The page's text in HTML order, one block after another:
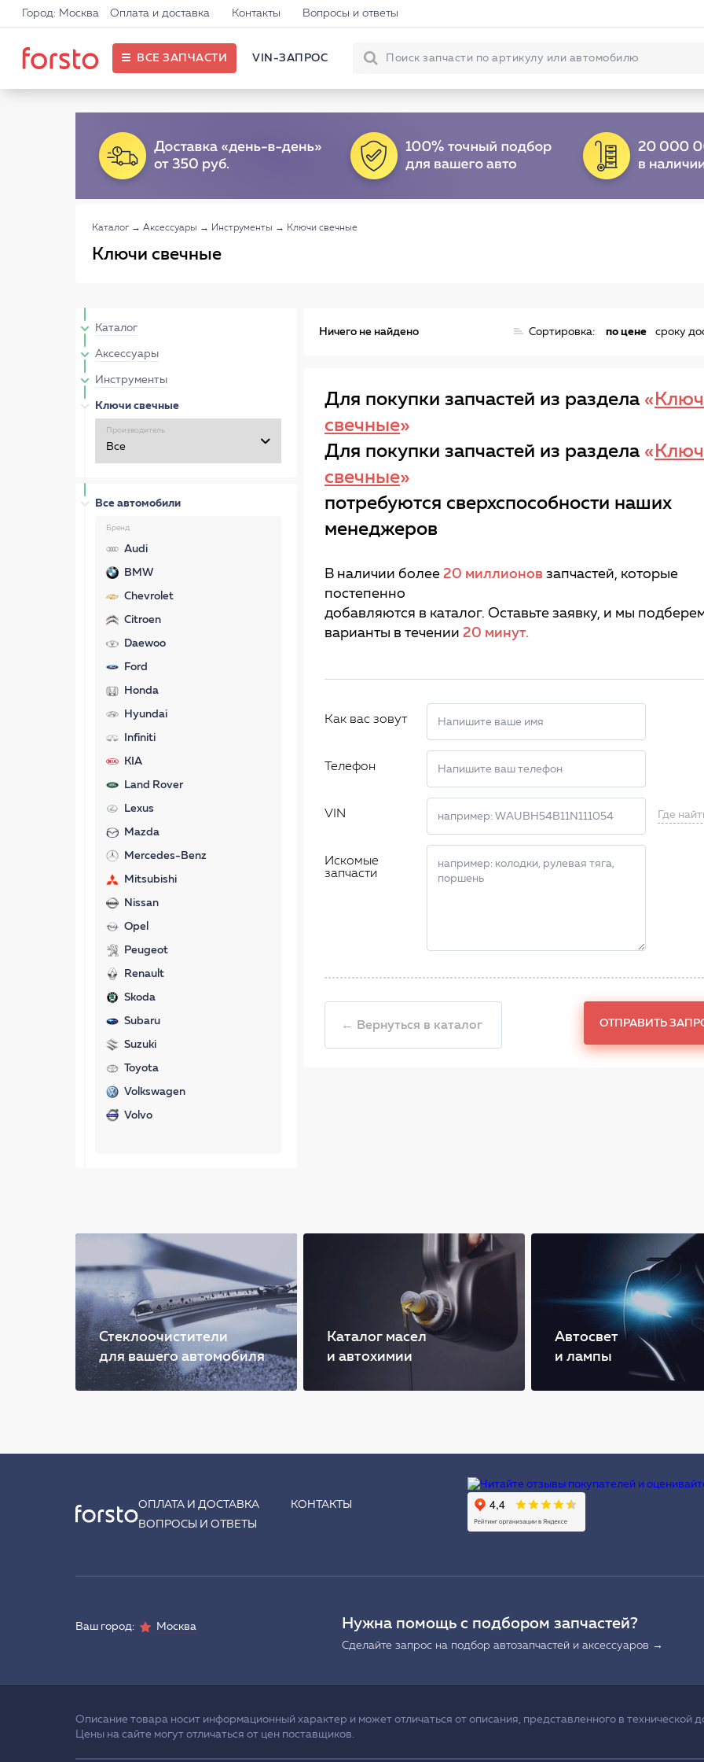
Город: Москва Оплата и доставка Контакты Вопросы и ответы
ВСЕ ЗАПЧАСТИ VIN-ЗАПРОС
Каталог → Аксессуары → Инструменты → Ключи свечные
Ключи свечные
Каталог
Аксессуары
Инструменты
Ключи свечные
Производитель
Все автомобили
Бренд
Audi
BMW
Chevrolet
Citroen
Daewoo
Ford
Honda
Hyundai
Infiniti
KIA
Land Rover
Lexus
Mazda
Mercedes-Benz
Mitsubishi
Nissan
Opel
Peugeot
Renault
Skoda
Subaru
Suzuki
Toyota
Volkswagen
Volvo
Ничего не найдено Сортировка: по цене сроку
Для покупки запчастей из раздела «
свечные»
Для покупки запчастей из раздела «
свечные»
потребуются сверхспособности наших
менеджеров
В наличии более 20 миллионов запчастей, которые
постепенно
добавляются в каталог. Оставьте заявку, и мы
варианты в течении 20 минут.
Как вас зовут
Телефон
VIN Где
Искомые
запчасти
← Вернуться в каталог ОТПРАВИТЬ
Стеклоочистители
для вашего автомобиля
Каталог масел
и автохимии
Автосвет
и лампы
ОПЛАТА И ДОСТАВКА
КОНТАКТЫ
ВОПРОСЫ И ОТВЕТЫ
Ваш город: Москва Нужна помощь с подбором запчастей?
Сделайте запрос на подбор автозапчастей и аксессуаров →
Описание товара носит информационный характер и может отличаться от описания, представленного в технической
Цены на сайте могут отличаться от цен поставщиков.